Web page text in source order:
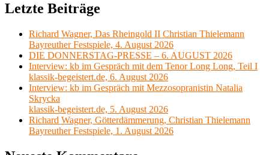
Letzte Beiträge
Richard Wagner, Das Rheingold II Christian Thielemann
Bayreuther Festspiele, 4. August 2026
DIE DONNERSTAG-PRESSE – 6. AUGUST 2026
Interview: kb im Gespräch mit dem Tenor Long Long, Teil I
klassik-begeistert.de, 6. August 2026
Interview: kb im Gespräch mit Mezzosopranistin Natalia
Skrycka
klassik-begeistert.de, 5. August 2026
Richard Wagner, Götterdämmerung, Christian Thielemann
Bayreuther Festspiele, 1. August 2026